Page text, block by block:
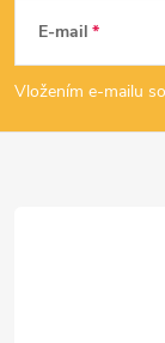
p
E-mail
Vložením e-mailu